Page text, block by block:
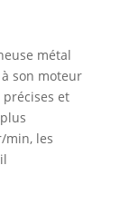
les
son
des
métal
son moteur
précises et
min, les